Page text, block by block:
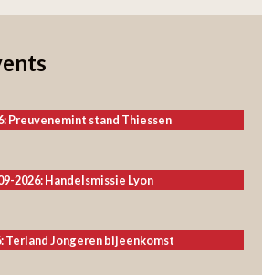
Preuvenemint stand Thiessen
2026: Handelsmissie Lyon
Terland Jongeren bijeenkomst